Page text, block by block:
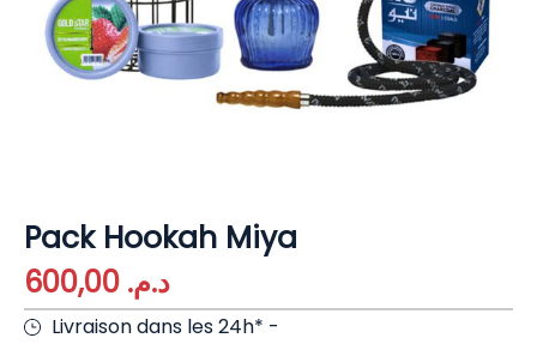
Pack Hookah Miya
د.م.
Livraison dans les 24h* -